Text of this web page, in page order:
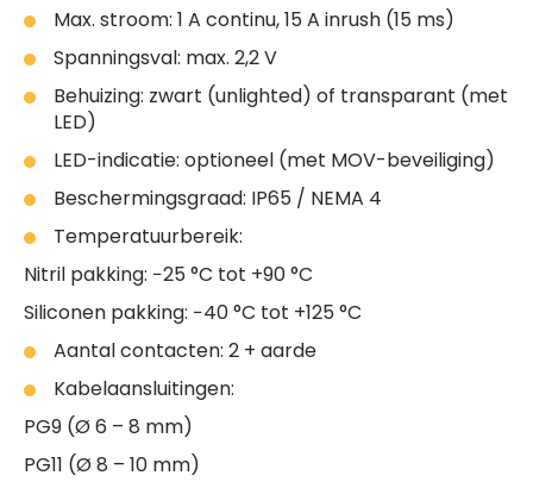
Max. stroom: 1 A continu, 15 A inrush (15 ms)
Spanningsval: max. 2,2 V
Behuizing: zwart (unlighted) of transparant (met
LED)
LED-indicatie: optioneel (met MOV-beveiliging)
Beschermingsgraad: IP65 / NEMA 4
Temperatuurbereik:
Nitril pakking: −25 °C tot +90 °C
Siliconen pakking: −40 °C tot +125 °C
Aantal contacten: 2 + aarde
Kabelaansluitingen:
PG9 (Ø 6 – 8 mm)
PG11 (Ø 8 – 10 mm)